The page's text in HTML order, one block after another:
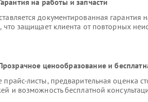
документированная
что защищает клиента от повторных
ценообразование и
прайс-листы, предварительная оценка
и возможность бесплатной